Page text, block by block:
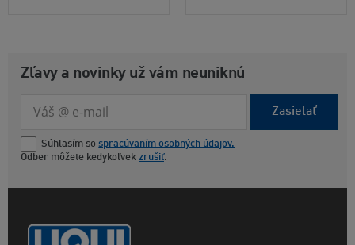
Zľavy a novinky už vám neuniknú
Zasielať
Súhlasím so spracúvaním osobných údajov.
Odber môžete kedykoľvek zrušiť.